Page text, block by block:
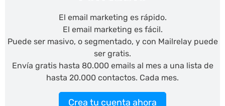
El email marketing es rápido.
El email marketing es fácil.
Puede ser masivo, o segmentado, y con Mailrelay puede
ser gratis.
Envía gratis hasta 80.000 emails al mes a una lista de
hasta 20.000 contactos. Cada mes.
Crea tu cuenta ahora